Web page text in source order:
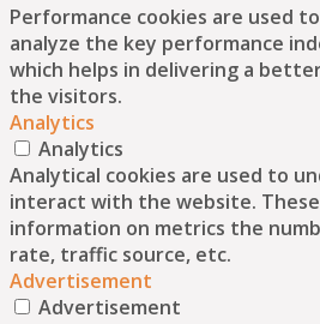
Performance cookies are used
analyze the key performance
which helps in delivering a
the visitors.
Analytics
Analytics
Analytical cookies are used to
interact with the website.
information on metrics the
rate, traffic source, etc.
Advertisement
Advertisement